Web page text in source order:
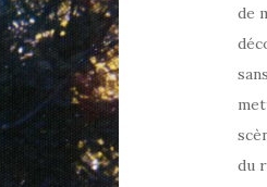
de
du